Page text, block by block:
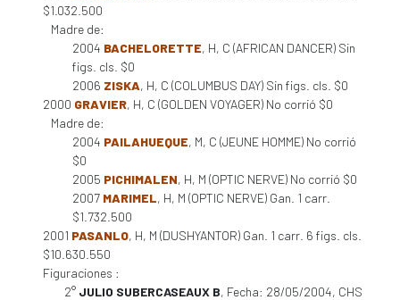
$1.032.500
Madre de:
2004 BACHELORETTE, H, C (AFRICAN DANCER) Sin
figs. cls. $0
2006 ZISKA, H, C (COLUMBUS DAY) Sin figs. cls. $0
2000 GRAVIER, H, C (GOLDEN VOYAGER) No corrió $0
Madre de:
2004 PAILAHUEQUE, M, C (JEUNE HOMME) No corrió
$0
2005 PICHIMALEN, H, M (OPTIC NERVE) No corrió $0
2007 MARIMEL, H, M (OPTIC NERVE) Gan. 1 carr.
$1.732.500
2001 PASANLO, H, M (DUSHYANTOR) Gan. 1 carr. 6 figs. cls.
$10.630.550
Figuraciones :
2° JULIO SUBERCASEAUX B, Fecha: 28/05/2004, CHS